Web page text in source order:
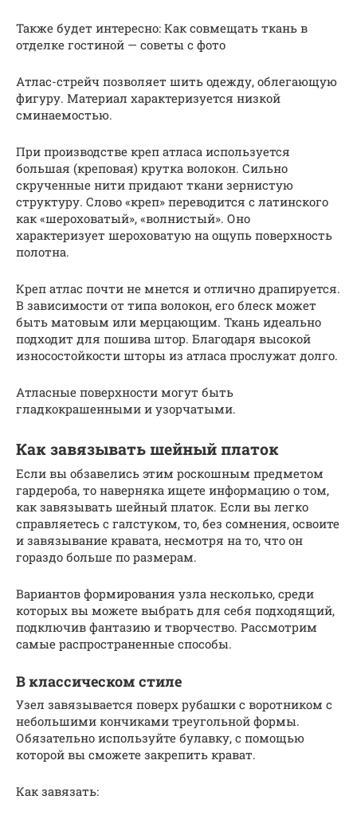
Также будет интересно: Как совмещать ткань в
отделке гостиной — советы с фото
Атлас-стрейч позволяет шить одежду, облегающую
фигуру. Материал характеризуется низкой
сминаемостью.
При производстве креп атласа используется
большая (креповая) крутка волокон. Сильно
скрученные нити придают ткани зернистую
структуру. Слово «креп» переводится с латинского
как «шероховатый», «волнистый». Оно
характеризует шероховатую на ощупь поверхность
полотна.
Креп атлас почти не мнется и отлично драпируется.
В зависимости от типа волокон, его блеск может
быть матовым или мерцающим. Ткань идеально
подходит для пошива штор. Благодаря высокой
износостойкости шторы из атласа прослужат долго.
Атласные поверхности могут быть
гладкокрашенными и узорчатыми.
Как завязывать шейный платок
Если вы обзавелись этим роскошным предметом
гардероба, то наверняка ищете информацию о том,
как завязывать шейный платок. Если вы легко
справляетесь с галстуком, то, без сомнения, освоите
и завязывание кравата, несмотря на то, что он
гораздо больше по размерам.
Вариантов формирования узла несколько, среди
которых вы можете выбрать для себя подходящий,
подключив фантазию и творчество. Рассмотрим
самые распространенные способы.
В классическом стиле
Узел завязывается поверх рубашки с воротником с
небольшими кончиками треугольной формы.
Обязательно используйте булавку, с помощью
которой вы сможете закрепить крават.
Как завязать: